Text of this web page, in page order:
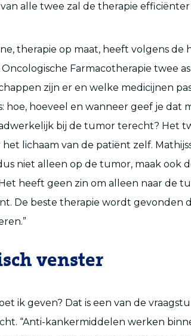
alle twee zal de therapie efficiënter
therapie op maat, heeft volgens de
Farmacotherapie twee
zijn er en welke medicijnen
hoe, hoeveel en wanneer geef je dat
bij de tumor terecht? Het
lichaam van de patiënt zelf.
niet alleen op de tumor, maak ook
heeft geen zin om alleen naar de
De beste therapie wordt gevonden
venster
ik geven? Dat is een van de
“Anti-kankermiddelen werken